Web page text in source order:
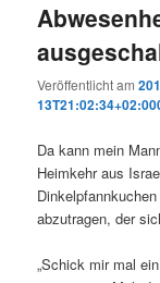
Veröffentlicht am
Da kann mein
Heimkehr aus
abzutragen, der
„Schick mir mal